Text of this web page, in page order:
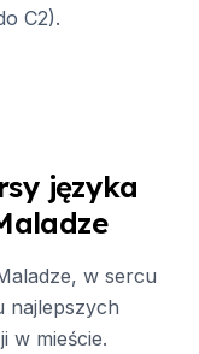
C2).
języka
w sercu
najlepszych
w mieście.